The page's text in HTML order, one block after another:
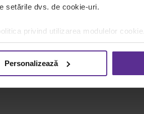
setările dvs. de cookie-uri.
privind utilizarea modulelor cookie.
Personalizează